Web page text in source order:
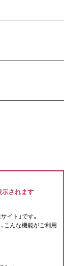
示されます
イト」です。
こんな機能がご利用